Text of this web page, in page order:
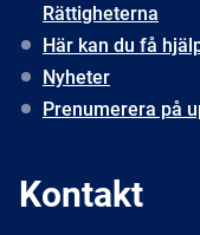
Rättigheterna
Här kan du få
Nyheter
Prenumerera på
Kontakt